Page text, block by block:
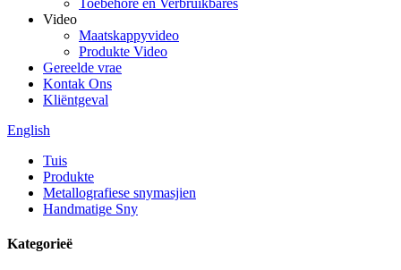
Toebehore en Verbruikbares
Video
Maatskappyvideo
Produkte Video
Gereelde vrae
Kontak Ons
Kliëntgeval
English
Tuis
Produkte
Metallografiese snymasjien
Handmatige Sny
Kategorieë